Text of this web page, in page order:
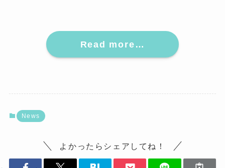
Read more…
News
よかったらシェアしてね！